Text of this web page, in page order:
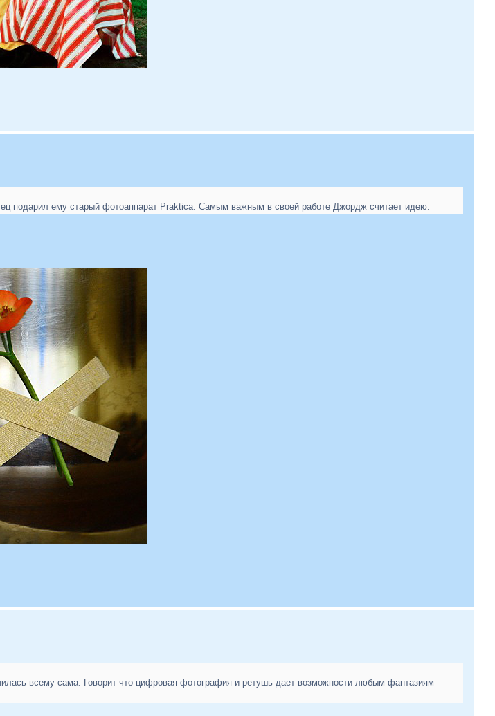
подарил ему старый фотоаппарат Praktica. Самым важным в своей работе Джордж считает идею.
всему сама. Говорит что цифровая фотография и ретушь дает возможности любым фантазиям